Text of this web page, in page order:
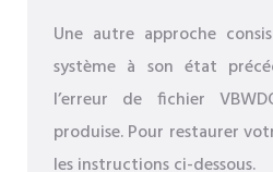
Une autre approche
système à son état
l’erreur de fichier
produise. Pour restaurer
les instructions ci-dessous.